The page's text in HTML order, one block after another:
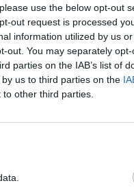
use the below opt-out
out request is processed
information utilized by us
out. You may separately
parties on the IAB’s list of
us to third parties on the
other third parties.
se
d’activité au
et décembre
de 2019,
la
financiers) du
« entre 550
cours un